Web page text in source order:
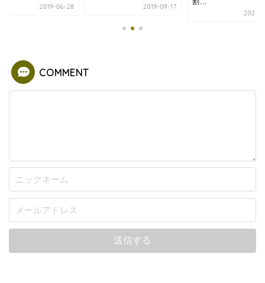
2019-06-28 2019-09-17
割...
2022-
COMMENT